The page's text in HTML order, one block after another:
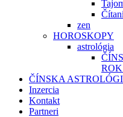
zen
HOROSKOPY
astrológia
ROK
ČÍNSKA
Inzercia
Kontakt
Partneri